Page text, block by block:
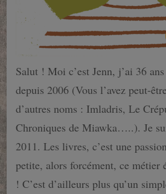
Salut ! Moi c’est Jenn, j’ai 36
depuis 2006 (Vous l’avez peut-
d’autres noms : Imladris, Le
Chroniques de Miawka…..). Je
2011. Les livres, c’est une
petite, alors forcément, ce
! C’est d’ailleurs plus qu’un